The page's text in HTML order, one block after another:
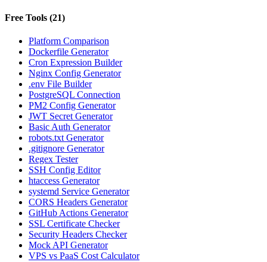
Free Tools (21)
Platform Comparison
Dockerfile Generator
Cron Expression Builder
Nginx Config Generator
.env File Builder
PostgreSQL Connection
PM2 Config Generator
JWT Secret Generator
Basic Auth Generator
robots.txt Generator
.gitignore Generator
Regex Tester
SSH Config Editor
htaccess Generator
systemd Service Generator
CORS Headers Generator
GitHub Actions Generator
SSL Certificate Checker
Security Headers Checker
Mock API Generator
VPS vs PaaS Cost Calculator